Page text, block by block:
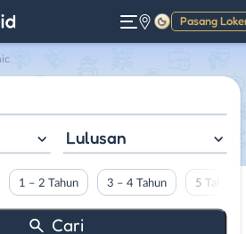
Pasang
Gelap
Lulusan
1 – 2 Tahun 3 – 4 Tahun 5 Tahun